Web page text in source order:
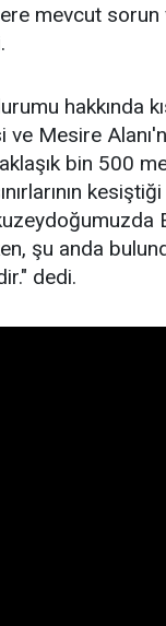
mevcut sorun
hakkında
Mesire
bin 500
şu anda
dedi.